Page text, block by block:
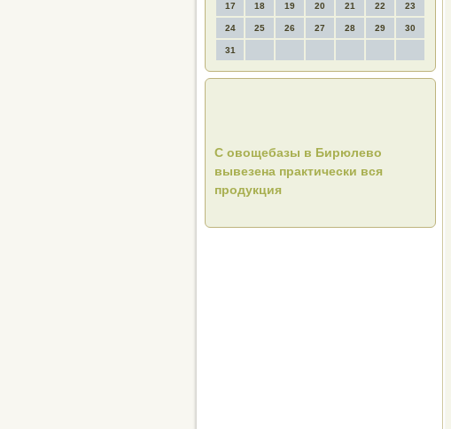
17 18 19 20 21 22 23
24 25 26 27 28 29 30
31
С овощебазы в Бирюлево
вывезена практически вся
продукция